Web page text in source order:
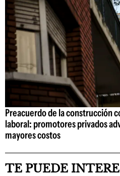
Preacuerdo de la construcción
laboral: promotores privados
mayores costos
TE PUEDE